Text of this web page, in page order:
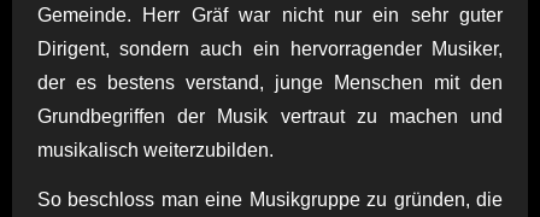
Gemeinde. Herr Gräf war nicht nur ein sehr guter
Dirigent, sondern auch ein hervorragender Musiker,
der es bestens verstand, junge Menschen mit den
Grundbegriffen der Musik vertraut zu machen und
musikalisch weiterzubilden.
So beschloss man eine Musikgruppe zu gründen, die